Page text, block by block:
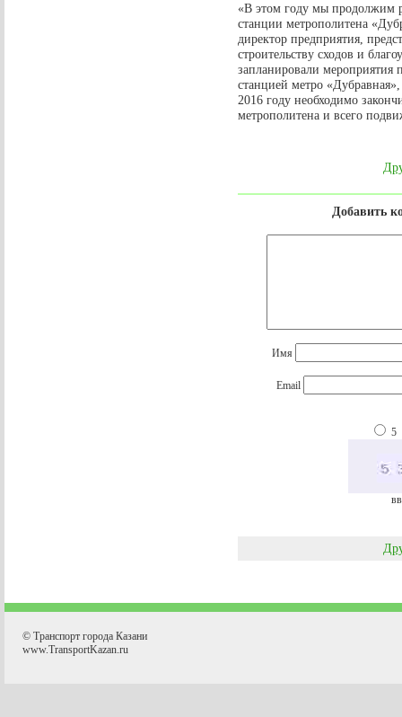
«В этом году мы продолжим
станции метрополитена
директор предприятия,
строительству сходов и
запланировали
станцией метро
2016 году необходимо
метрополитена и всего
Добавить
Имя
Email
5
© Транспорт города Казани
www.TransportKazan.ru